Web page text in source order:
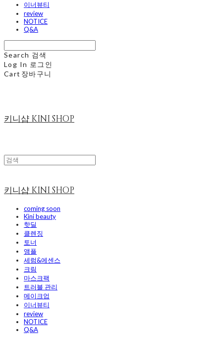
이너뷰티
review
NOTICE
Q&A
Search 검색
Log In 로그인
Cart 장바구니
키니샵 KINI SHOP
키니샵 KINI SHOP
coming soon
Kini beauty
핫딜
클렌징
토너
앰플
세럼&에센스
크림
마스크팩
트러블 관리
메이크업
이너뷰티
review
NOTICE
Q&A